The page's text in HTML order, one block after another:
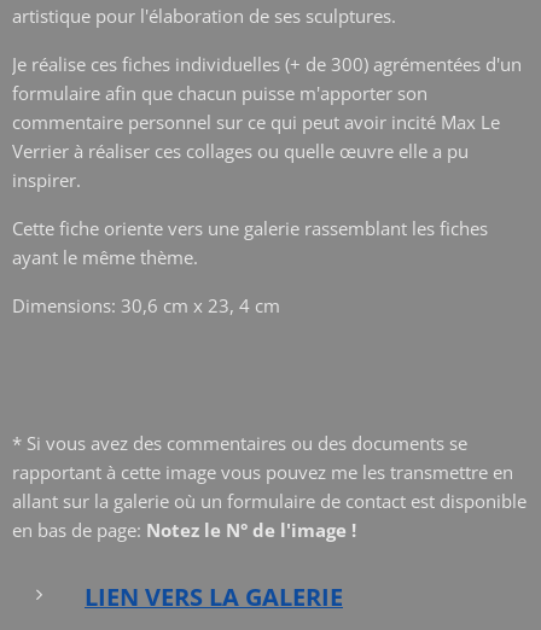
artistique pour l'élaboration de ses sculptures.
Je réalise ces fiches individuelles (+ de 300) agrémentées d'un
formulaire afin que chacun puisse m'apporter son
commentaire personnel sur ce qui peut avoir incité Max Le
Verrier à réaliser ces collages ou quelle œuvre elle a pu
inspirer.
Cette fiche oriente vers une galerie rassemblant les fiches
ayant le même thème.
Dimensions: 30,6 cm x 23, 4 cm
* Si vous avez des commentaires ou des documents se
rapportant à cette image vous pouvez me les transmettre en
allant sur la galerie où un formulaire de contact est disponible
en bas de page: Notez le N° de l'image !
LIEN VERS LA GALERIE